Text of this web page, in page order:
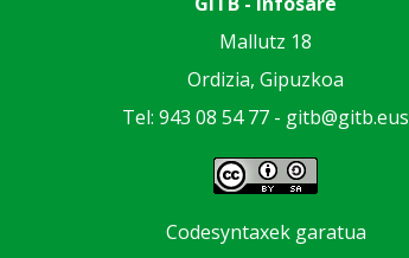
Mallutz 18
Ordizia, Gipuzkoa
Tel: 943 08 54 77 - gitb@gitb.eus
Codesyntaxek garatua